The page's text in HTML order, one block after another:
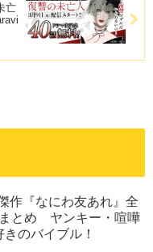
亡
作『なにわ友あれ』全
とめ ヤンキー・喧嘩
のバイブル！